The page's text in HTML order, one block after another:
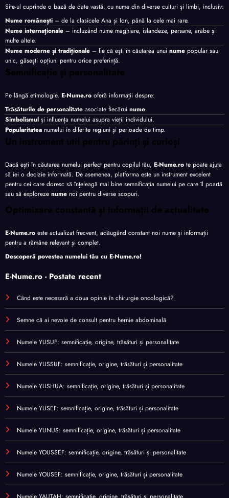
Site-ul cuprinde o bază de date vastă, cu nume din diverse culturi și limbi, inclusiv:
Nume românești – de la clasicele Ana și Ion, până la cele mai rare.
Nume internaționale – incluzând nume maghiare, islandeze, persane, arabe și
multe altele.
Nume moderne și tradiționale – fie că ești în căutarea unui nume popular sau
unic, găsești opțiuni pentru orice preferință.
Semnificație și personalitate
Pe lângă etimologie, E-Nume.ro oferă informații despre:
Trăsăturile de personalitate asociate fiecărui nume.
Simbolismul și influența numelui asupra vieții individului.
Popularitatea numelui în diferite regiuni și perioade de timp.
Un instrument util pentru părinți și curioși
Dacă ești în căutarea numelui perfect pentru copilul tău, E-Nume.ro te poate ajuta
să iei o decizie informată. De asemenea, platforma este un instrument excelent
pentru cei care doresc să înțeleagă mai bine semnificația numelui pe care îl poartă
sau să exploreze nume noi pentru diverse scopuri.
Optimizare constantă și informații de actualitate
E-Nume.ro este actualizat frecvent, adăugând constant noi nume și informații
pentru a rămâne relevant și complet.
Descoperă povestea numelui tău cu E-Nume.ro!
E-Nume.ro - Postate recent
Când este necesară a doua opinie în chirurgie oncologică?
Semne că ai nevoie de consult pentru hernie abdominală
Numele YUSUF: semnificație, origine, trăsături și personalitate
Numele YUSSUF: semnificație, origine, trăsături și personalitate
Numele YUSHUA: semnificație, origine, trăsături și personalitate
Numele YUSEF: semnificație, origine, trăsături și personalitate
Numele YUNUS: semnificație, origine, trăsături și personalitate
Numele YOUSSEF: semnificație, origine, trăsături și personalitate
Numele YOUSEF: semnificație, origine, trăsături și personalitate